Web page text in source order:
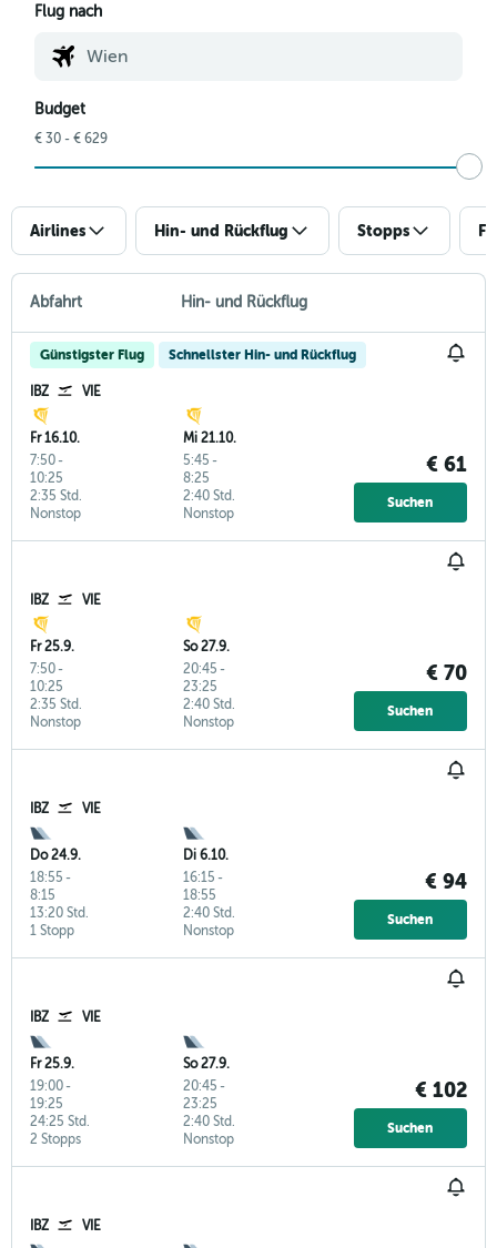
Flug nach
Budget
€ 30 - € 629
Airlines Hin- und Rückflug Stopps
Abfahrt Hin- und Rückflug
Günstigster Flug Schnellster Hin- und Rückflug
IBZ VIE
Fr 16.10.
7:50-
10:25
Nonstop
2:35 Std.
Mi 21.10.
5:45 -
8:25
Nonstop
2:40 Std.
€ 61
Suchen
IBZ VIE
Fr 25.9.
7:50-
10:25
Nonstop
2:35 Std.
So 27.9.
20:45 -
23:25
Nonstop
2:40 Std.
€ 70
Suchen
IBZ VIE
Do 24.9.
18:55 -
8:15
1 Stopp
13:20 Std.
Di 6.10.
16:15 -
18:55
Nonstop
2:40 Std.
€ 94
Suchen
IBZ VIE
Fr 25.9.
19:00-
19:25
2 Stopps
24:25 Std.
So 27.9.
20:45 -
23:25
Nonstop
2:40 Std.
€ 102
Suchen
IBZ VIE